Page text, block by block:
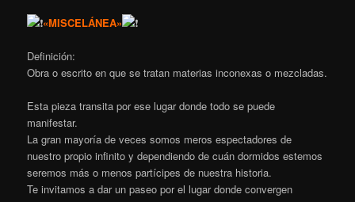
«MISCELÁNEA»
Definición:
Obra o escrito en que se tratan materias inconexas o mezcladas.
Esta pieza transita por ese lugar donde todo se puede
manifestar.
La gran mayoría de veces somos meros espectadores de
nuestro propio infinito y dependiendo de cuán dormidos estemos
seremos más o menos partícipes de nuestra historia.
Te invitamos a dar un paseo por el lugar donde convergen